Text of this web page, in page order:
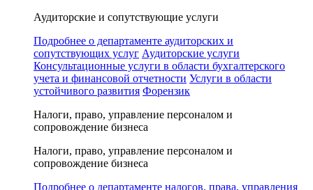
Аудиторские и сопутствующие услуги
Подробнее о департаменте аудиторских и
сопутствующих услуг Аудиторские услуги
Консультационные услуги в области бухгалтерского
учета и финансовой отчетности Услуги в области
устойчивого развития Форензик
Налоги, право, управление персоналом и
сопровождение бизнеса
Налоги, право, управление персоналом и
сопровождение бизнеса
Подробнее о департаменте налогов, права, управления